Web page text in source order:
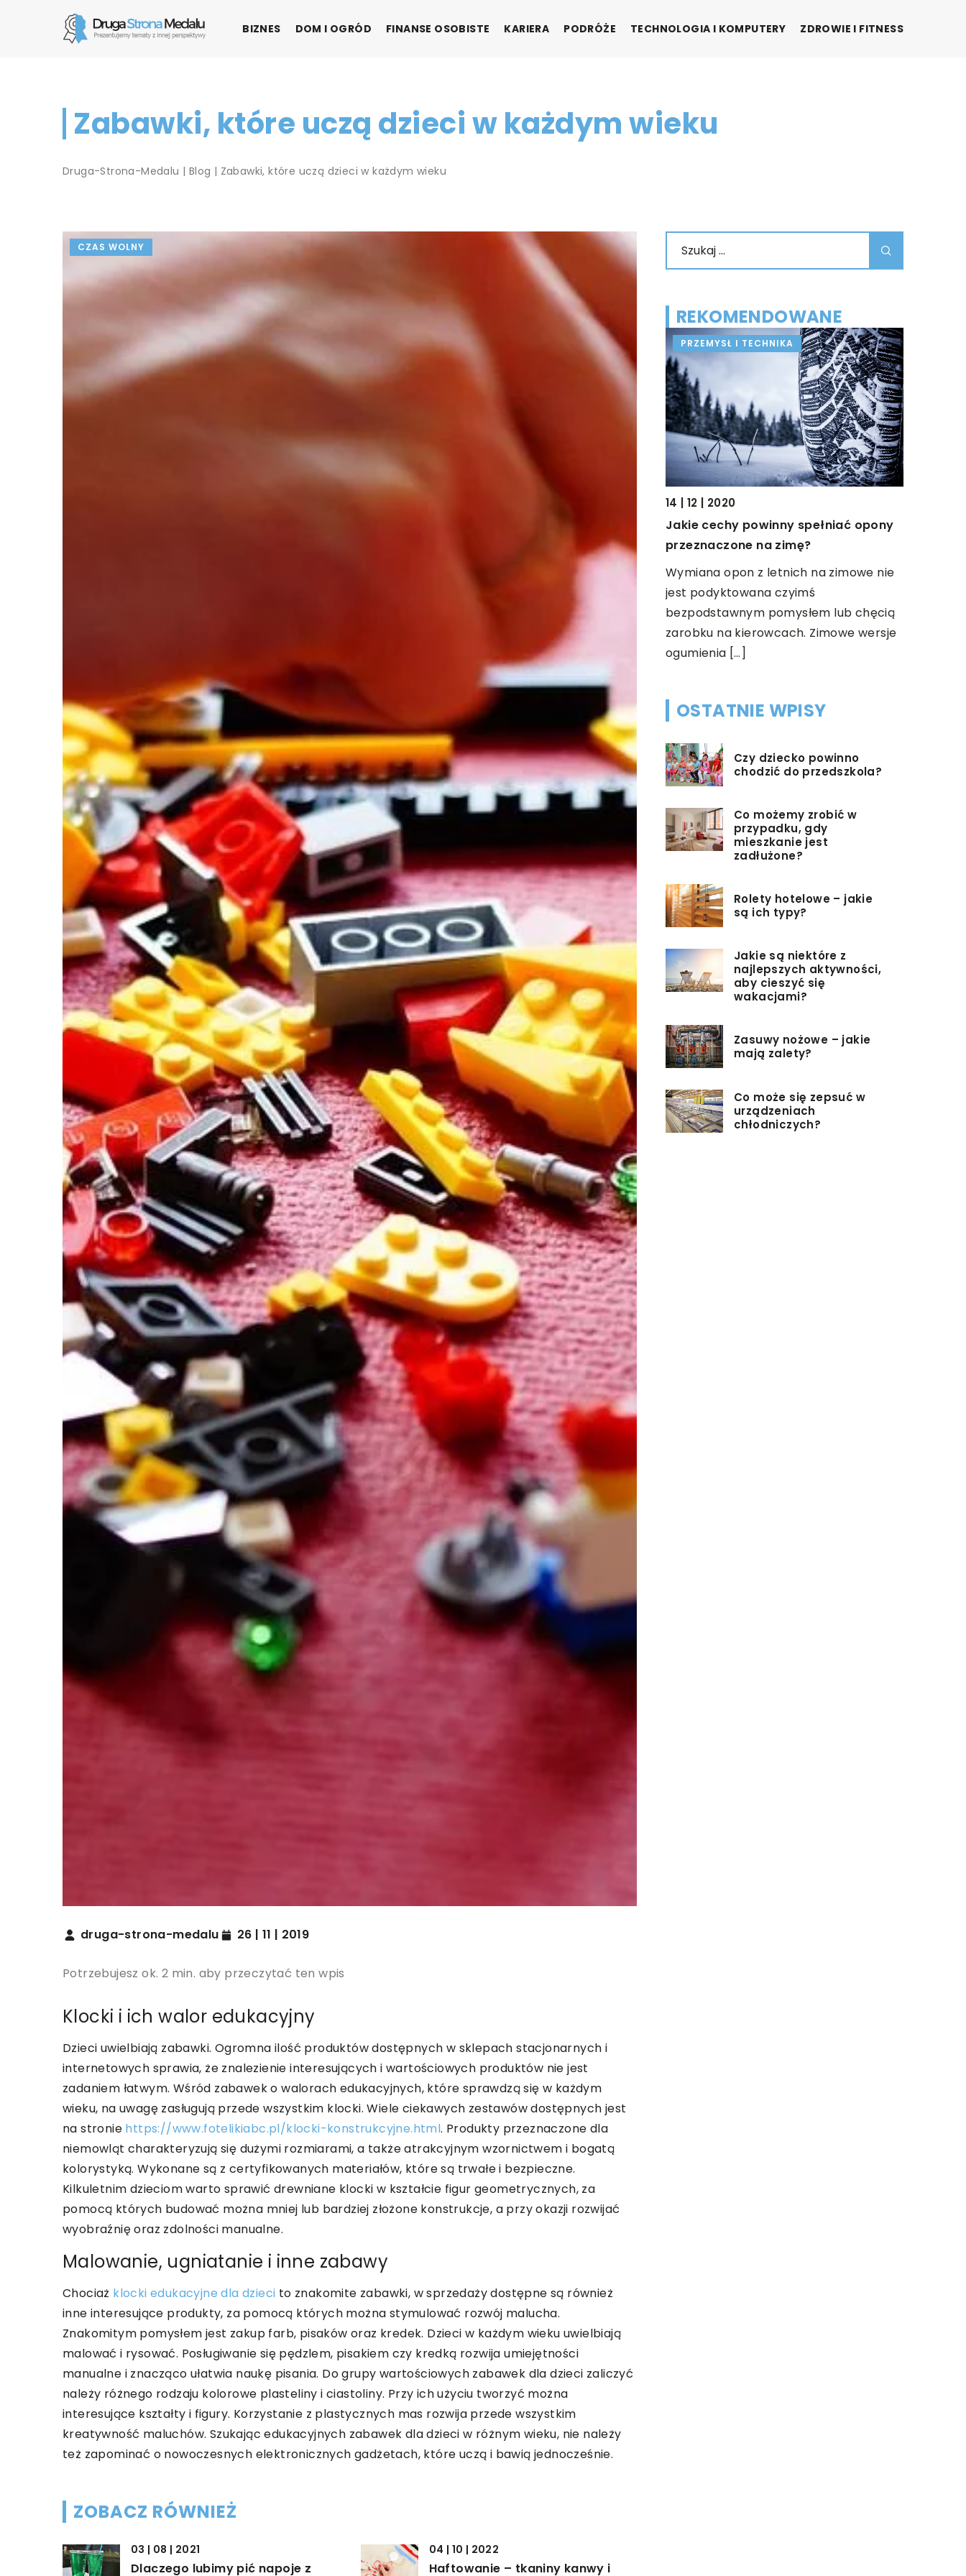
BIZNES DOM I OGRÓD FINANSE OSOBISTE KARIERA PODRÓŻE TECHNOLOGIA I KOMPUTERY ZDROWIE I FITNESS
Zabawki, które uczą dzieci w każdym wieku
Druga-Strona-Medalu | Blog | Zabawki, które uczą dzieci w każdym wieku
CZAS WOLNY
druga-strona-medalu 26 | 11 | 2019
Potrzebujesz ok. 2 min. aby przeczytać ten wpis
Klocki i ich walor edukacyjny
Dzieci uwielbiają zabawki. Ogromna ilość produktów dostępnych w sklepach stacjonarnych i
internetowych sprawia, że znalezienie interesujących i wartościowych produktów nie jest
zadaniem łatwym. Wśród zabawek o walorach edukacyjnych, które sprawdzą się w każdym
wieku, na uwagę zasługują przede wszystkim klocki. Wiele ciekawych zestawów dostępnych jest
na stronie https://www.fotelikiabc.pl/klocki-konstrukcyjne.html. Produkty przeznaczone dla
niemowląt charakteryzują się dużymi rozmiarami, a także atrakcyjnym wzornictwem i bogatą
kolorystyką. Wykonane są z certyfikowanych materiałów, które są trwałe i bezpieczne.
Kilkuletnim dzieciom warto sprawić drewniane klocki w kształcie figur geometrycznych, za
pomocą których budować można mniej lub bardziej złożone konstrukcje, a przy okazji rozwijać
wyobraźnię oraz zdolności manualne.
Malowanie, ugniatanie i inne zabawy
Chociaż klocki edukacyjne dla dzieci to znakomite zabawki, w sprzedaży dostępne są również
inne interesujące produkty, za pomocą których można stymulować rozwój malucha.
Znakomitym pomysłem jest zakup farb, pisaków oraz kredek. Dzieci w każdym wieku uwielbiają
malować i rysować. Posługiwanie się pędzlem, pisakiem czy kredką rozwija umiejętności
manualne i znacząco ułatwia naukę pisania. Do grupy wartościowych zabawek dla dzieci zaliczyć
należy różnego rodzaju kolorowe plasteliny i ciastoliny. Przy ich użyciu tworzyć można
interesujące kształty i figury. Korzystanie z plastycznych mas rozwija przede wszystkim
kreatywność maluchów. Szukając edukacyjnych zabawek dla dzieci w różnym wieku, nie należy
też zapominać o nowoczesnych elektronicznych gadżetach, które uczą i bawią jednocześnie.
ZOBACZ RÓWNIEŻ
03 | 08 | 2021
Dlaczego lubimy pić napoje z
04 | 10 | 2022
Haftowanie – tkaniny kanwy i
REKOMENDOWANE
ZDROWIE I FORMA PRZEMYSŁ I TECHNIKA
Jakie akcesoria do telefonu są
Smartfon to fantastyczne urządzenie,
nam życie. By jednak uczynić go jeszcze
bardziej praktycznym, […]
PRZEMYSŁ I TECHNIKA
14 | 12 | 2020
Jakie cechy powinny spełniać opony
przeznaczone na zimę?
Wymiana opon z letnich na zimowe nie
jest podyktowana czyimś
bezpodstawnym pomysłem lub chęcią
zarobku na kierowcach. Zimowe wersje
ogumienia […]
OSTATNIE WPISY
Czy dziecko powinno
chodzić do przedszkola?
Co możemy zrobić w
przypadku, gdy
mieszkanie jest
zadłużone?
Rolety hotelowe – jakie
są ich typy?
Jakie są niektóre z
najlepszych aktywności,
aby cieszyć się
wakacjami?
Zasuwy nożowe – jakie
mają zalety?
Co może się zepsuć w
urządzeniach
chłodniczych?